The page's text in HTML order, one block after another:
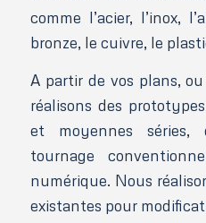
comme l’acier, l’inox,
bronze, le cuivre, le
A partir de vos plans,
réalisons des
et moyennes séries,
tournage
numérique. Nous
existantes pour